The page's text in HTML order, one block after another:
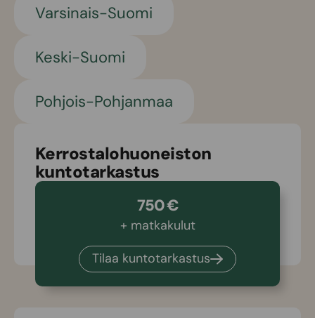
Varsinais-Suomi
Keski-Suomi
Pohjois-Pohjanmaa
Kerrostalohuoneiston
kuntotarkastus
750 €
+ matkakulut
Tilaa kuntotarkastus